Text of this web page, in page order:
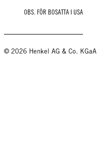
OBS. FÖR BOSATTA I USA
© 2026 Henkel AG & Co. KGaA